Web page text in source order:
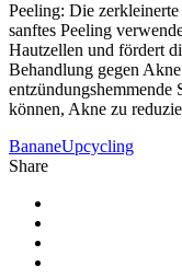
Peeling: Die
sanftes Peeling
Hautzellen und fördert
Behandlung gegen
entzündungshemmende
können, Akne zu
BananeUpcycling
Share